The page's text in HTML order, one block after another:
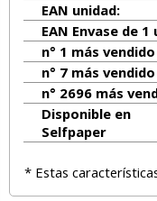
EAN unidad:
EAN Envase de 1
n° 1 más vendido
n° 7 más vendido
n° 2696 más
Disponible en
Selfpaper
* Estas